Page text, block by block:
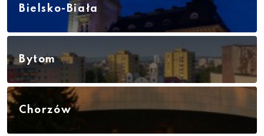
Bielsko-Biała
Bytom
Chorzów